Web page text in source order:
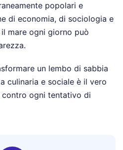
popolari e
di economia, di sociologia e
mare ogni giorno può
un lembo di sabbia
culinaria e sociale è il vero
ogni tentativo di